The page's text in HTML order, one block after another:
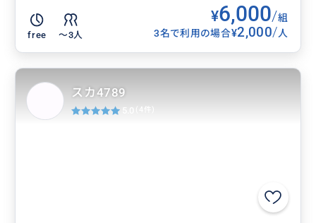
free 〜3人
¥6,000/組
3名で利用の場合¥2,000/人
スカ4789
5.0 (4件)